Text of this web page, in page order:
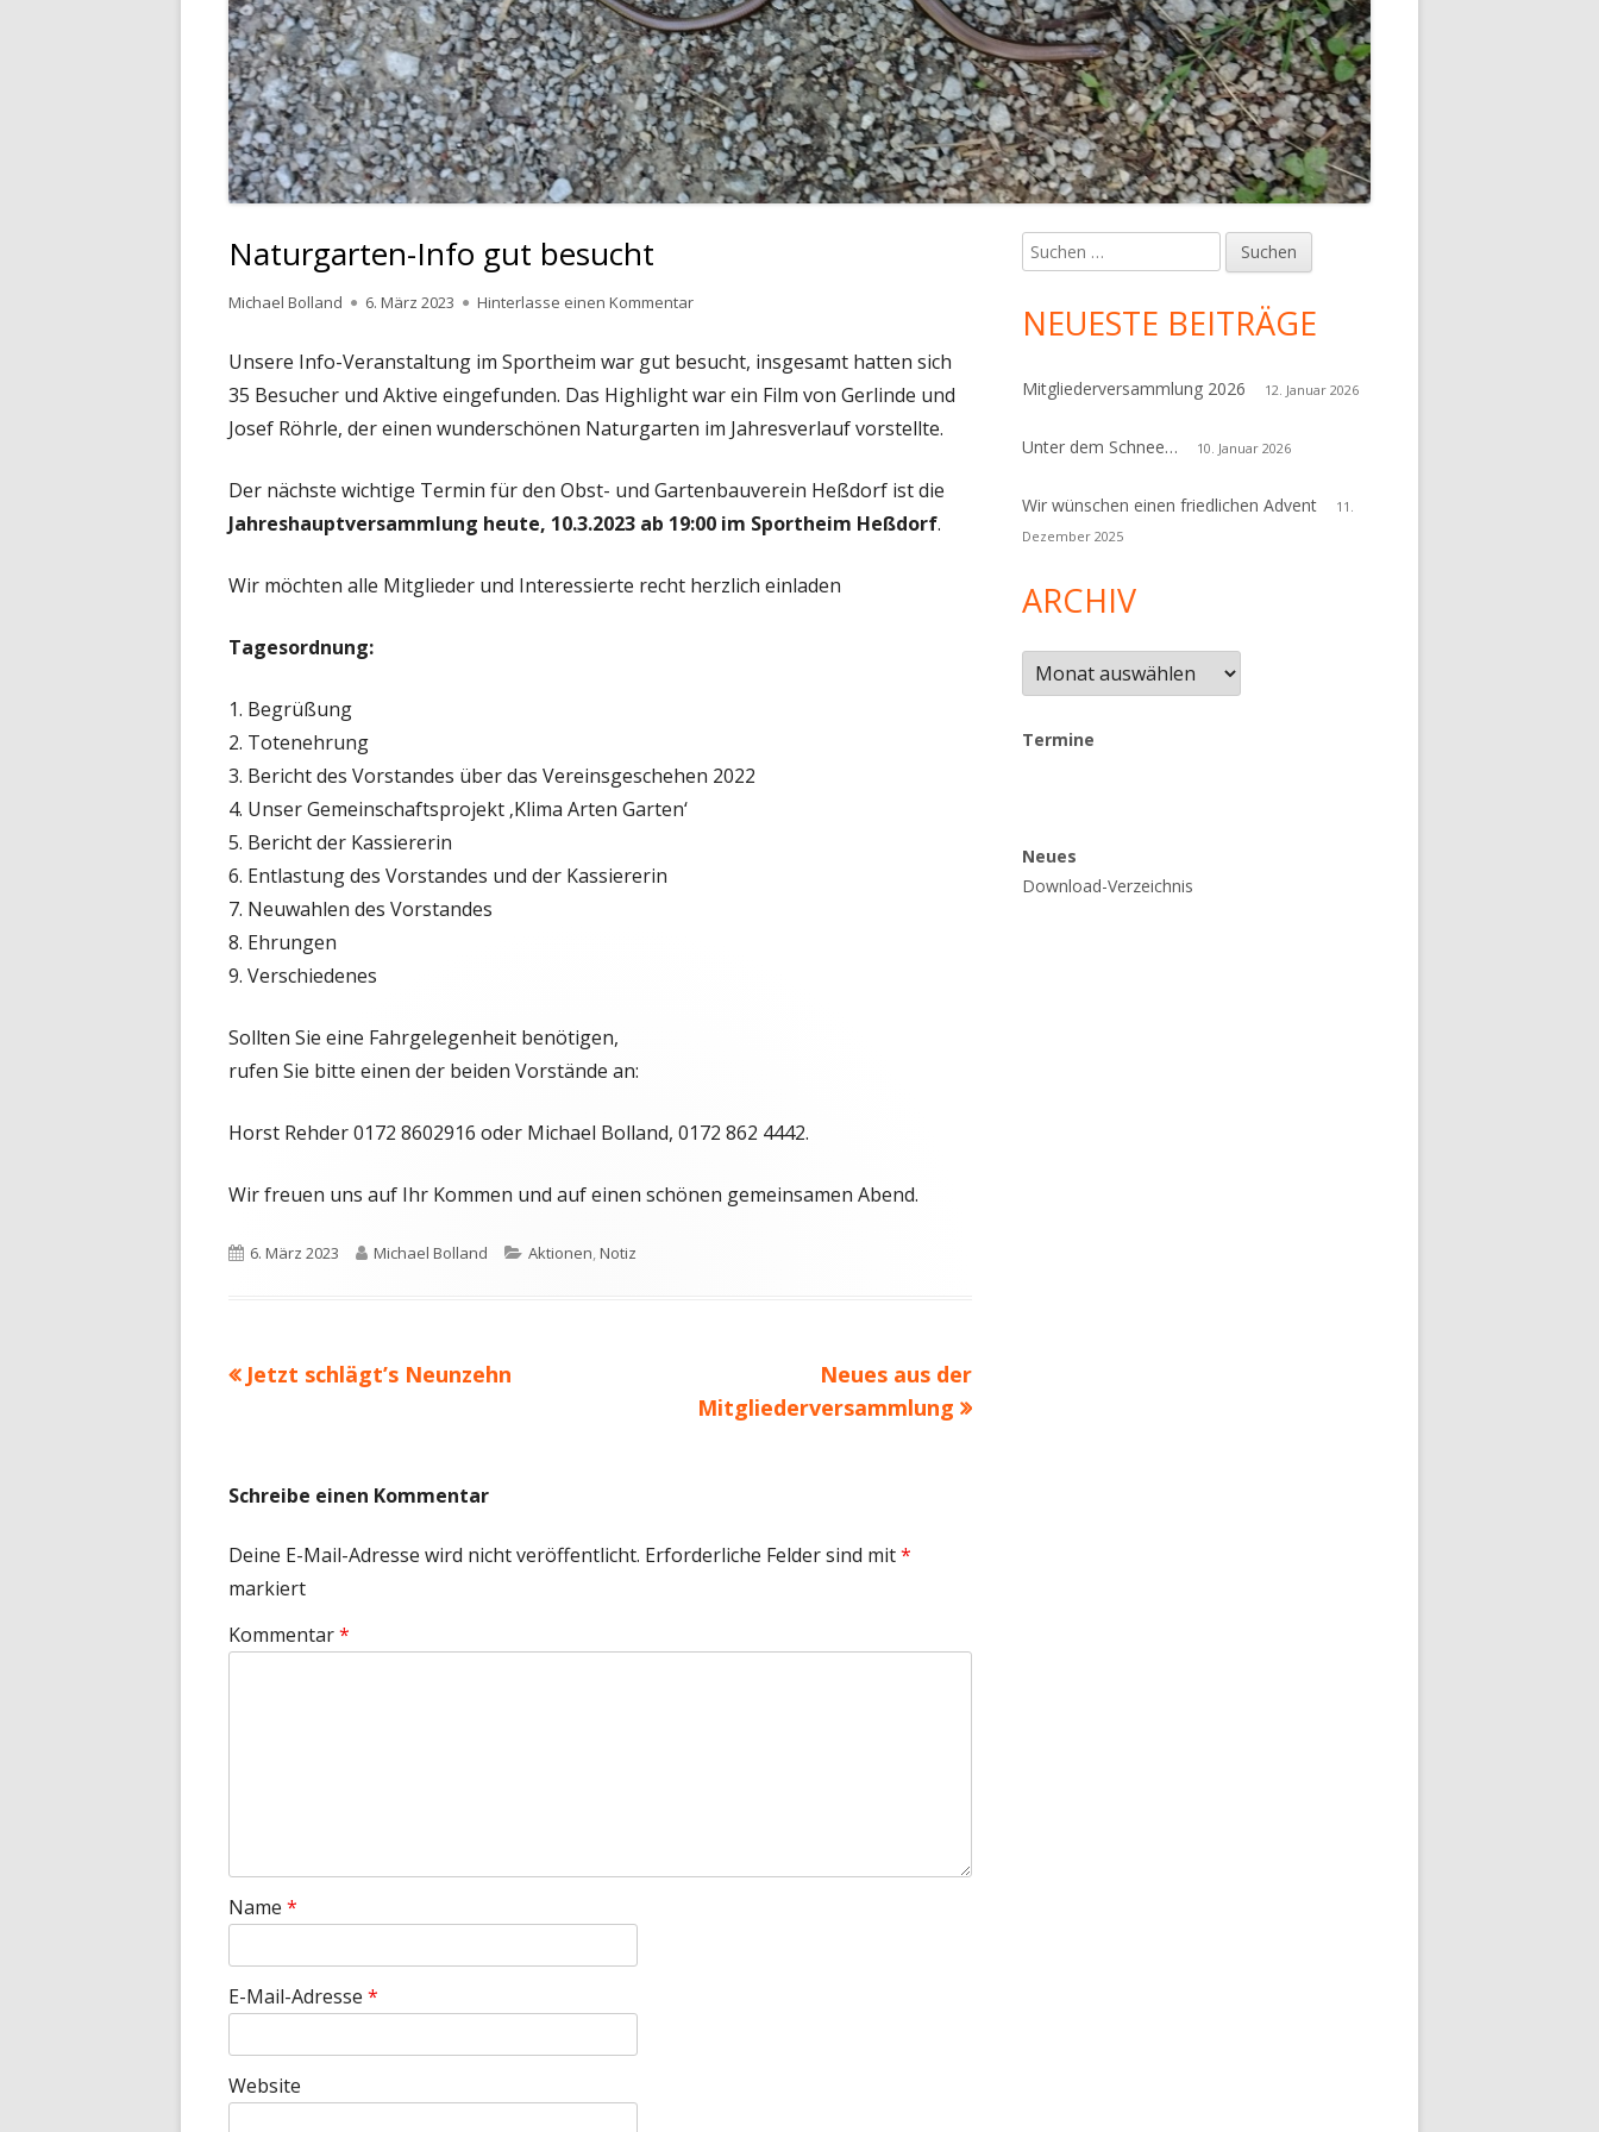
AMPHIBIENKELLER
KÄFERKELLER
SONNENRONDELL
TROCKENMAUER
HÜGELBEET
INSEKTENNISTHILFEN
KÄFERKELLER
KRÄUTERSPIRALE
TOTHOLZHAUFEN
KONTAKT UND LAGEPLAN
Naturgarten-Info gut besucht
Autor
Michael Bolland
Veröffentlicht
6. März 2023 Hinterlasse einen Kommentarzu Naturgarten-Info gut besucht
Unsere Info-Veranstaltung im Sportheim war gut besucht, insgesamt hatten sich
35 Besucher und Aktive eingefunden. Das Highlight war ein Film von Gerlinde und
Josef Röhrle, der einen wunderschönen Naturgarten im Jahresverlauf vorstellte.
Der nächste wichtige Termin für den Obst- und Gartenbauverein Heßdorf ist die
Jahreshauptversammlung heute, 10.3.2023 ab 19:00 im Sportheim Heßdorf.
Wir möchten alle Mitglieder und Interessierte recht herzlich einladen
Tagesordnung:
1. Begrüßung
2. Totenehrung
3. Bericht des Vorstandes über das Vereinsgeschehen 2022
4. Unser Gemeinschaftsprojekt ‚Klima Arten Garten‘
5. Bericht der Kassiererin
6. Entlastung des Vorstandes und der Kassiererin
7. Neuwahlen des Vorstandes
8. Ehrungen
9. Verschiedenes
Sollten Sie eine Fahrgelegenheit benötigen,
rufen Sie bitte einen der beiden Vorstände an:
Horst Rehder 0172 8602916 oder Michael Bolland, 0172 862 4442.
Wir freuen uns auf Ihr Kommen und auf einen schönen gemeinsamen Abend.
Veröffentlicht
6. März 2023 Autor
Michael Bolland Kategorien
Aktionen,Notiz
Beitragsnavigation
Vorheriger
Jetzt schlägt’s Neunzehn
Nächster
Beitrag
Neues aus der
Mitgliederversammlung
Schreibe einen Kommentar
Deine E-Mail-Adresse wird nicht veröffentlicht. Erforderliche Felder sind mit*
markiert
Kommentar*
Name *
E-Mail-Adresse *
Website
Haupt-
Seitenleiste
Suchen
nach:
NEUESTE BEITRÄGE
Mitgliederversammlung 2026 12. Januar 2026
Unter dem Schnee… 10. Januar 2026
Wir wünschen einen friedlichen Advent
11.
Dezember 2025
ARCHIV
Archiv
Termine
Neues
Download-Verzeichnis